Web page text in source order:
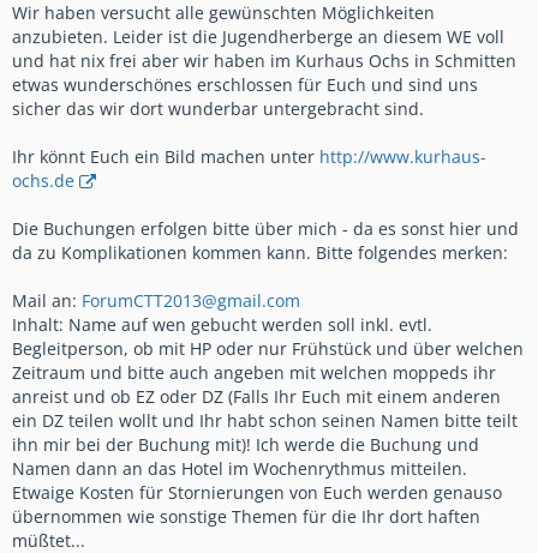
Wir haben versucht alle gewünschten Möglichkeiten
anzubieten. Leider ist die Jugendherberge an diesem WE voll
und hat nix frei aber wir haben im Kurhaus Ochs in Schmitten
etwas wunderschönes erschlossen für Euch und sind uns
sicher das wir dort wunderbar untergebracht sind.
Ihr könnt Euch ein Bild machen unter http://www.kurhaus-
ochs.de
Die Buchungen erfolgen bitte über mich - da es sonst hier und
da zu Komplikationen kommen kann. Bitte folgendes merken:
Mail an: ForumCTT2013@gmail.com
Inhalt: Name auf wen gebucht werden soll inkl. evtl.
Begleitperson, ob mit HP oder nur Frühstück und über welchen
Zeitraum und bitte auch angeben mit welchen moppeds ihr
anreist und ob EZ oder DZ (Falls Ihr Euch mit einem anderen
ein DZ teilen wollt und Ihr habt schon seinen Namen bitte teilt
ihn mir bei der Buchung mit)! Ich werde die Buchung und
Namen dann an das Hotel im Wochenrythmus mitteilen.
Etwaige Kosten für Stornierungen von Euch werden genauso
übernommen wie sonstige Themen für die Ihr dort haften
müßtet...